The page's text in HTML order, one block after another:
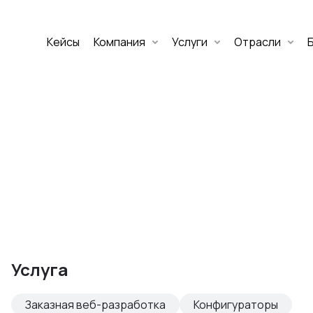
Кейсы Компания Услуги Отрасли
Услуга
Заказная веб-разработка
Конфигураторы